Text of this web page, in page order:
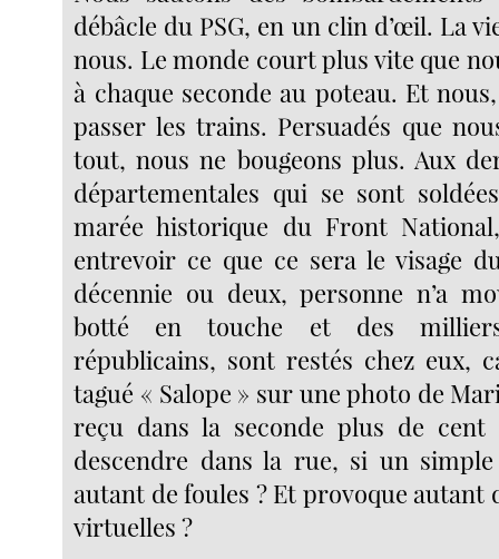
débâcle du PSG, en un clin d’œil. La
nous. Le monde court plus vite que
à chaque seconde au poteau. Et
passer les trains. Persuadés que
tout, nous ne bougeons plus. Aux
départementales qui se sont
marée historique du Front
entrevoir ce que ce sera le visage
décennie ou deux, personne n’a
botté en touche et des
républicains, sont restés chez eux,
tagué « Salope » sur une photo de
reçu dans la seconde plus de cent
descendre dans la rue, si un
autant de foules ? Et provoque autant
virtuelles ?